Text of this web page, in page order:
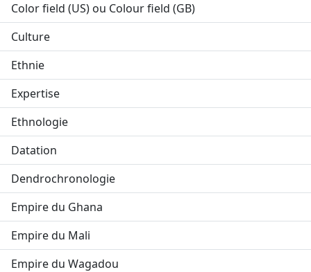
Color field (US) ou Colour field (GB)
Culture
Ethnie
Expertise
Ethnologie
Datation
Dendrochronologie
Empire du Ghana
Empire du Mali
Empire du Wagadou